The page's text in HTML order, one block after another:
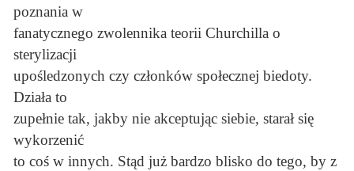
poznania w
fanatycznego zwolennika teorii Churchilla o
sterylizacji
upośledzonych czy członków społecznej biedoty.
Działa to
zupełnie tak, jakby nie akceptując siebie, starał się
wykorzenić
to coś w innych. Stąd już bardzo blisko do tego, by z